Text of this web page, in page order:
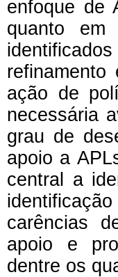
enfoque de
quanto
ação de
necessária
grau de
apoio a
central a
carências
apoio e
dentre os